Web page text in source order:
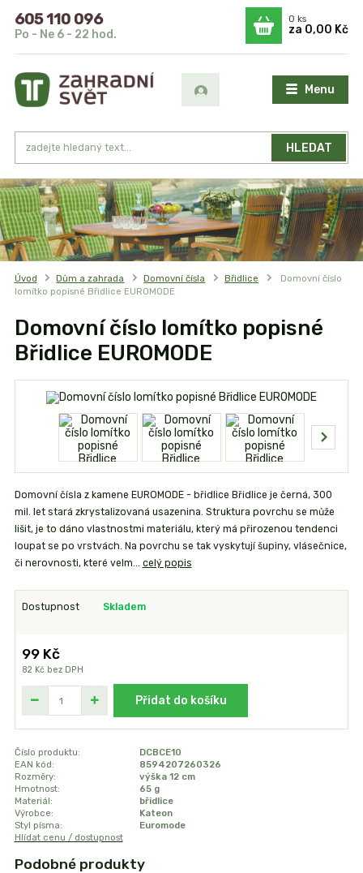
Menu
HLEDAT
605 110 096
Po - Ne 6 - 22 hod.
0ks
za 0,00 Kč
Úvod Dům a zahrada Domovní čísla Břidlice
Domovní číslo
lomítko popisné Břidlice EUROMODE
Domovní číslo lomítko popisné
Břidlice EUROMODE
Domovní čísla z kamene EUROMODE - břidlice Břidlice je černá, 300
mil. let stará zkrystalizovaná usazenina. Struktura povrchu se může
lišit, je to dáno vlastnostmi materiálu, který má přirozenou tendenci
loupat se po vrstvách. Na povrchu se tak vyskytují šupiny, vlásečnice,
či nerovnosti, které velm... celý popis
Dostupnost Skladem
99 Kč
82 Kč bez DPH
Přidat do košíku
Číslo produktu:
DCBCE10
EAN kód:
8594207260326
Rozměry:
výška 12 cm
Hmotnost:
65 g
Materiál:
břidlice
Výrobce:
Kateon
Styl písma:
Euromode
Hlídat cenu / dostupnost
Podobné produkty